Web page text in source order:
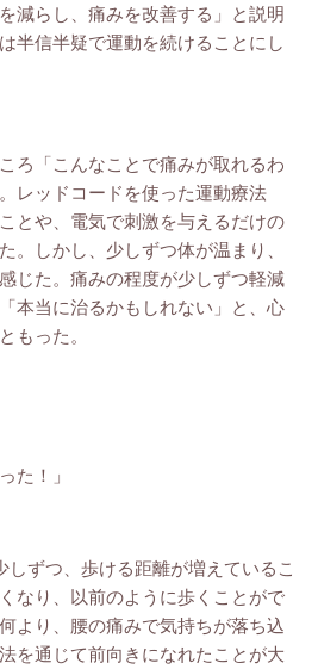
減らし、痛みを改善する」と説明
半信半疑で運動を続けることにし
ろ「こんなことで痛みが取れるわ
レッドコードを使った運動療法
とや、電気で刺激を与えるだけの
。しかし、少しずつ体が温まり、
じた。痛みの程度が少しずつ軽減
本当に治るかもしれない」と、心
もった。
た！」
ずつ、歩ける距離が増えているこ
なり、以前のように歩くことがで
より、腰の痛みで気持ちが落ち込
を通じて前向きになれたことが大